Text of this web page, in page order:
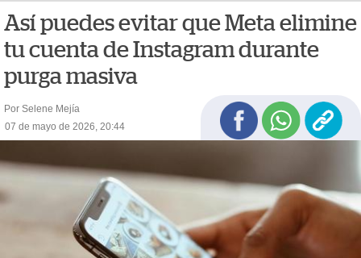
Así puedes evitar que Meta elimine
tu cuenta de Instagram durante
purga masiva
Por Selene Mejía
07 de mayo de 2026, 20:44